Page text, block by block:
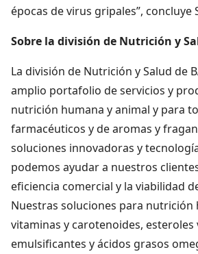
épocas de virus gripales”, concluye
Sobre la división de Nutrición y
La división de Nutrición y Salud de
amplio portafolio de servicios y
nutrición humana y animal y para
farmacéuticos y de aromas y
soluciones innovadoras y
podemos ayudar a nuestros
eficiencia comercial y la viabilidad
Nuestras soluciones para nutrición
vitaminas y carotenoides, esteroles
emulsificantes y ácidos grasos